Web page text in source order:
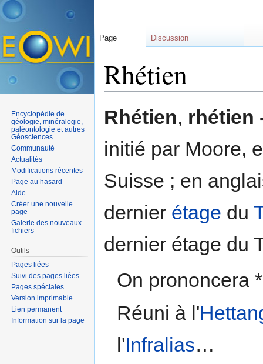
Rhétien
Rhétien, rhétien
initié par Moore,
Suisse ; en
dernier étage du
dernier étage du
On prononcera
Réuni à l'
l'Infralias…
Page Discussion
Encyclopédie de
géologie, minéralogie,
paléontologie et autres
Géosciences
Communauté
Actualités
Modifications récentes
Page au hasard
Aide
Créer une nouvelle
page
Galerie des nouveaux
fichiers
Outils
Pages liées
Suivi des pages liées
Pages spéciales
Version imprimable
Lien permanent
Information sur la page